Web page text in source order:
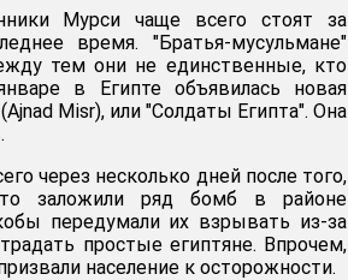
Мурси чаще всего стоят за
время. "Братья-мусульмане"
тем они не единственные, кто
в Египте объявилась новая
Misr), или "Солдаты Египта". Она
через несколько дней после того,
заложили ряд бомб в районе
передумали их взрывать из-за
простые египтяне. Впрочем,
население к осторожности.